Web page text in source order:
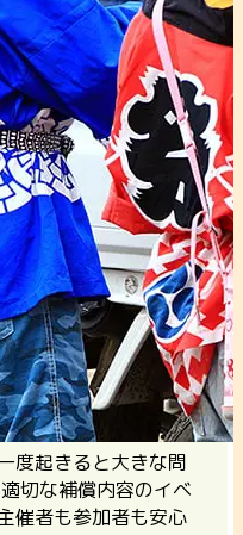
度起きると大きな問
切な補償内容のイベ
催者も参加者も安心